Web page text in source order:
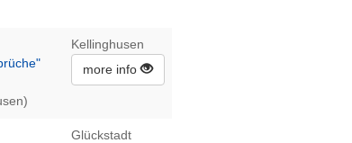
Kellinghusen
more info
Glückstadt